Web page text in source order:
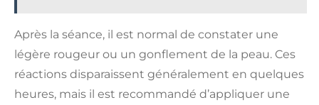
Après la séance, il est normal de constater une
légère rougeur ou un gonflement de la peau. Ces
réactions disparaissent généralement en quelques
heures, mais il est recommandé d’appliquer une